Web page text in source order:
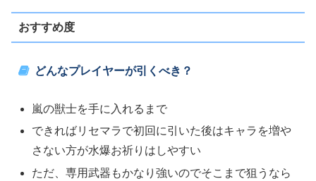
おすすめ度
どんなプレイヤーが引くべき？
嵐の獣士を手に入れるまで
できればリセマラで初回に引いた後はキャラを増や
さない方が水爆お祈りはしやすい
ただ、専用武器もかなり強いのでそこまで狙うなら